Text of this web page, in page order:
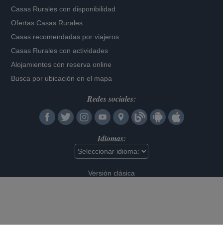
Casas Rurales con disponibilidad
Ofertas Casas Rurales
Casas recomendadas por viajeros
Casas Rurales con actividades
Alojamientos con reserva online
Busca por ubicación en el mapa
Redes sociales:
Idiomas:
Versión clásica